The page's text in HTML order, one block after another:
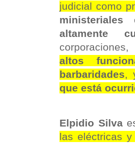
judicial como
ministeriales
altamente
altos
barbaridades,
que está
Elpidio Silva
las eléctricas